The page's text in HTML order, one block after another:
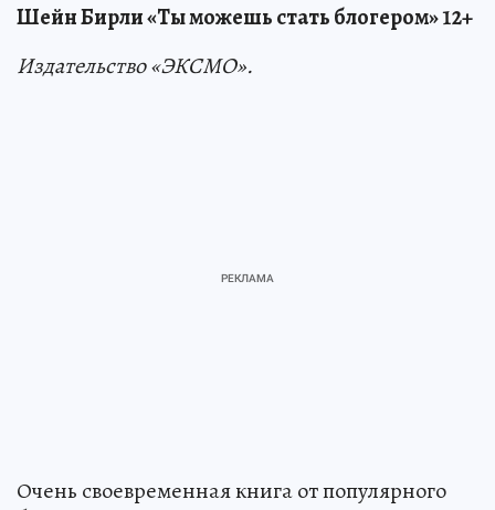
Шейн Бирли «Ты можешь стать блогером» 12+
Издательство «ЭКСМО».
Очень своевременная книга от популярного